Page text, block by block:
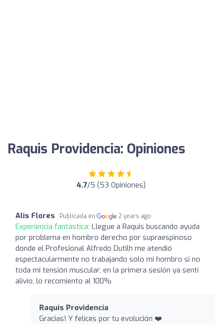
Raquis Providencia: Opiniones
4.7/5 (53 Opiniones)
Alis Flores Publicada en 2 years ago
Experiencia fantástica: Llegue a Raquis buscando ayuda
por problema en hombro derecho por supraespinoso
donde el Profesional Alfredo Dutilh me atendió
espectacularmente no trabajando solo mi hombro si no
toda mi tensión muscular, en la primera sesión ya sentí
alivio, lo recomiento al 100%
Raquis Providencia
Gracias! Y felices por tu evolución ❤️